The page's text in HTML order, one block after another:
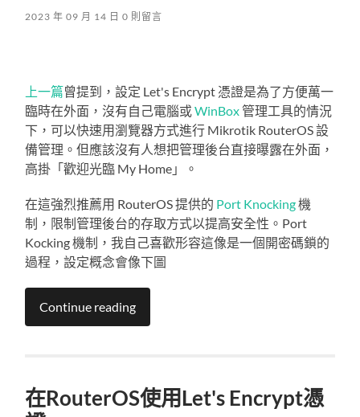
2023 年 09 月 14 日 0 則留言
上一篇曾提到，設定 Let's Encrypt 憑證是為了方便萬一
臨時在外面，沒有自己電腦或WinBox 管理工具的情況
下，可以快速用瀏覽器方式進行 Mikrotik RouterOS 設
備管理。但應該沒有人想把管理後台直接曝露在外面，
高掛「歡迎光臨 My Home」。
在這強烈推薦用 RouterOS 提供的 Port Knocking機
制，限制管理後台的存取方式以提高安全性。Port
Kocking 機制，我自己喜歡形容這像是一個開密碼鎖的
過程，設定概念會像下圖
Continue reading
在RouterOS使用Let's Encrypt憑